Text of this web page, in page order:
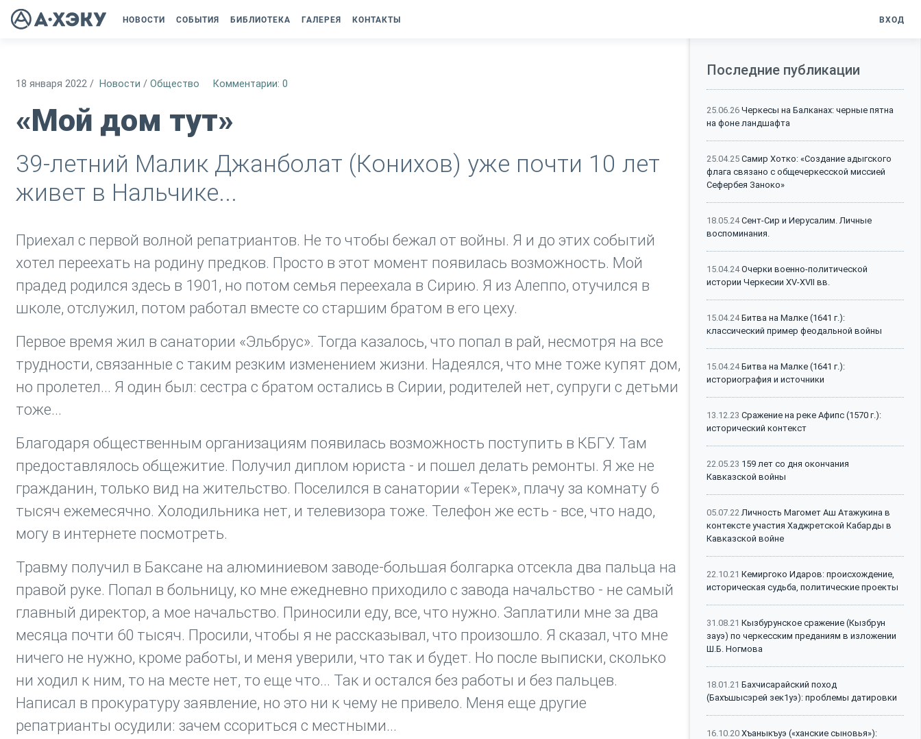
НОВОСТИ СОБЫТИЯ БИБЛИОТЕКА ГАЛЕРЕЯ КОНТАКТЫ ВХОД
18 января 2022 / Новости / Общество Комментарии: 0
«Мой дом тут»
39-летний Малик Джанболат (Конихов) уже почти 10 лет
живет в Нальчике...
Приехал с первой волной репатриантов. Не то чтобы бежал от войны. Я и до этих событий
хотел переехать на родину предков. Просто в этот момент появилась возможность. Мой
прадед родился здесь в 1901, но потом семья переехала в Сирию. Я из Алеппо, отучился в
школе, отслужил, потом работал вместе со старшим братом в его цеху.
Первое время жил в санатории «Эльбрус». Тогда казалось, что попал в рай, несмотря на все
трудности, связанные с таким резким изменением жизни. Надеялся, что мне тоже купят дом,
но пролетел... Я один был: сестра с братом остались в Сирии, родителей нет, супруги с детьми
тоже...
Благодаря общественным организациям появилась возможность поступить в КБГУ. Там
предоставлялось общежитие. Получил диплом юриста - и пошел делать ремонты. Я же не
гражданин, только вид на жительство. Поселился в санатории «Терек», плачу за комнату 6
тысяч ежемесячно. Холодильника нет, и телевизора тоже. Телефон же есть - все, что надо,
могу в интернете посмотреть.
Травму получил в Баксане на алюминиевом заводе-большая болгарка отсекла два пальца на
правой руке. Попал в больницу, ко мне ежедневно приходило с завода начальство - не самый
главный директор, а мое начальство. Приносили еду, все, что нужно. Заплатили мне за два
месяца почти 60 тысяч. Просили, чтобы я не рассказывал, что произошло. Я сказал, что мне
ничего не нужно, кроме работы, и меня уверили, что так и будет. Но после выписки, сколько
ни ходил к ним, то на месте нет, то еще что... Так и остался без работы и без пальцев.
Написал в прокуратуру заявление, но это ни к чему не привело. Меня еще другие
репатрианты осудили: зачем ссориться с местными...
Последние публикации
25.06.26 Черкесы на Балканах: черные пятна
на фоне ландшафта
25.04.25 Самир Хотко: «Создание адыгского
флага связано с общечеркесской миссией
Сефербея Заноко»
18.05.24Сент-Сир и Иерусалим. Личные
воспоминания.
15.04.24Очерки военно-политической
истории Черкесии XV-XVII вв.
15.04.24Битва на Малке (1641 г.):
классический пример феодальной войны
15.04.24Битва на Малке (1641 г.):
историография и источники
13.12.23 Сражение на реке Афипс (1570 г.):
исторический контекст
22.05.23 159 лет со дня окончания
Кавказской войны
05.07.22 Личность Магомет Аш Атажукина в
контексте участия Хаджретской Кабарды в
Кавказской войне
22.10.21 Кемиргоко Идаров: происхождение,
историческая судьба, политические проекты
31.08.21 Кызбурунское сражение (Кызбрун
зауэ) по черкесским преданиям в изложении
Ш.Б. Ногмова
18.01.21 Бахчисарайский поход
(Бахъшысэрей зек1уэ): проблемы датировки
16.10.20 Хъаныкъуэ («ханские сыновья»):